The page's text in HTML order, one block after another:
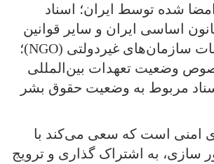
شده توسط ایران؛ اسناد
اساسی ایران و سایر قوانین
مربوطه؛ گزارشات سازمان‌های غیر‌دولتی (NGO)؛
وضعیت تعهدات بین‌المللی
مربوط به وضعیت حقوق بشر
امنی است که سعی می‌کند با
سازی، به اشتراک‌ گذاری و ترویج